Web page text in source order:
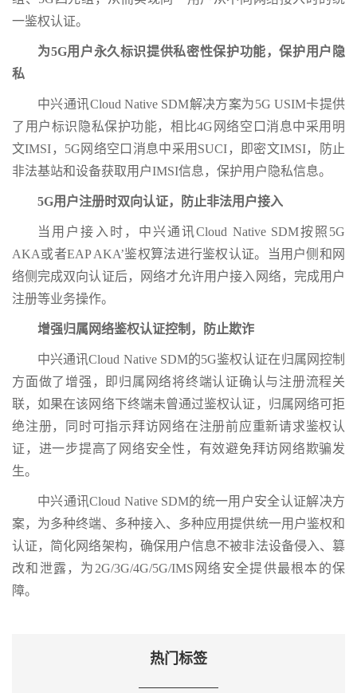
一鉴权认证。
为5G用户永久标识提供私密性保护功能，保护用户隐
私
中兴通讯Cloud Native SDM解决方案为5G USIM卡提供
了用户标识隐私保护功能，相比4G网络空口消息中采用明
文IMSI，5G网络空口消息中采用SUCI，即密文IMSI，防止
非法基站和设备获取用户IMSI信息，保护用户隐私信息。
5G用户注册时双向认证，防止非法用户接入
当用户接入时，中兴通讯Cloud Native SDM按照5G
AKA或者EAP AKA’鉴权算法进行鉴权认证。当用户侧和网
络侧完成双向认证后，网络才允许用户接入网络，完成用户
注册等业务操作。
增强归属网络鉴权认证控制，防止欺诈
中兴通讯Cloud Native SDM的5G鉴权认证在归属网控制
方面做了增强，即归属网络将终端认证确认与注册流程关
联，如果在该网络下终端未曾通过鉴权认证，归属网络可拒
绝注册，同时可指示拜访网络在注册前应重新请求鉴权认
证，进一步提高了网络安全性，有效避免拜访网络欺骗发
生。
中兴通讯Cloud Native SDM的统一用户安全认证解决方
案，为多种终端、多种接入、多种应用提供统一用户鉴权和
认证，简化网络架构，确保用户信息不被非法设备侵入、篡
改和泄露，为2G/3G/4G/5G/IMS网络安全提供最根本的保
障。
热门标签